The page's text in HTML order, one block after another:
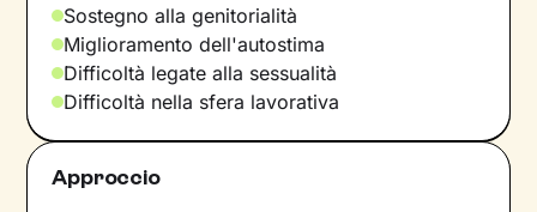
Sostegno alla genitorialità
Miglioramento dell'autostima
Difficoltà legate alla sessualità
Difficoltà nella sfera lavorativa
Approccio